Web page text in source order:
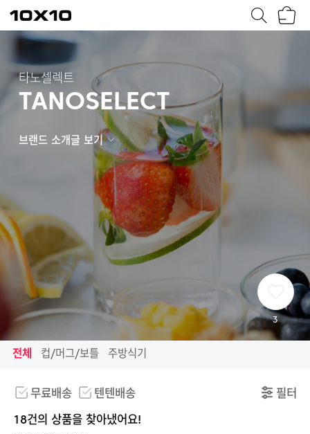
텐
바
텐
타노셀렉트
TANOSELECT
브랜드 소개글 보기
3
전체 컵/머그/보틀 주방식기
무료배송 텐텐배송 필터
18건의 상품을 찾아냈어요!